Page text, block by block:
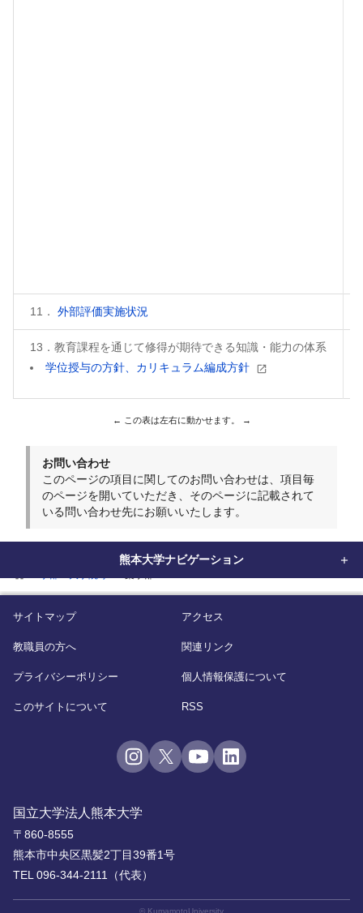
home
11． 外部評価実施状況
13．教育課程を通じて修得が期待できる知識・能力の体系
学位授与の方針、カリキュラム編成方針
お問い合わせ
このページの項目に関してのお問い合わせは、項目毎
のページを開いていただき、そのページに記載されて
いる問い合わせ先にお願いいたします。
熊本大学ナビゲーション
国立大学法人熊本大学
〒860-8555
熊本市中央区黒髪2丁目39番1号
TEL 096-344-2111（代表）
サイトマップ アクセス
教職員の方へ 関連リンク
プライバシーポリシー 個人情報保護について
このサイトについて RSS
© KumamotoUniversity